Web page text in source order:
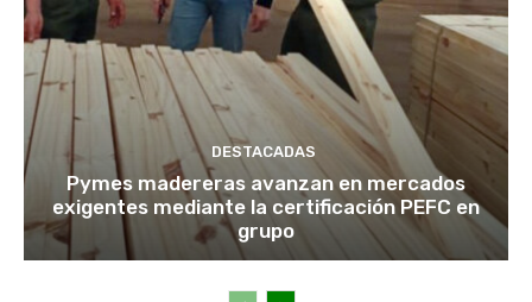
DESTACADAS
Pymes madereras avanzan en mercados
exigentes mediante la certificación PEFC en
grupo